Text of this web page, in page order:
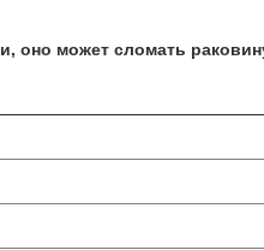
оно может сломать